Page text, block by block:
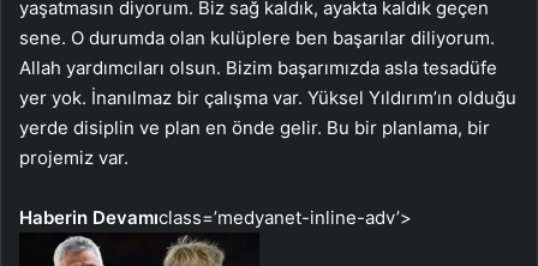
yaşatmasın diyorum. Biz sağ kaldık, ayakta kaldık geçen
sene. O durumda olan kulüplere ben başarılar diliyorum.
Allah yardımcıları olsun. Bizim başarımızda asla tesadüfe
yer yok. İnanılmaz bir çalışma var. Yüksel Yıldırım’ın olduğu
yerde disiplin ve plan en önde gelir. Bu bir planlama, bir
projemiz var.
Haberin Devamıclass=’medyanet-inline-adv’>